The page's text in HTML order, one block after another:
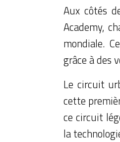
Aux côtés
Academy,
mondiale.
grâce à des
Le circuit
cette
ce circuit
la